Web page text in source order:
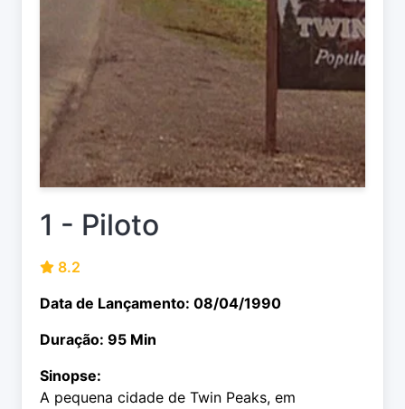
1 - Piloto
8.2
Data de Lançamento: 08/04/1990
Duração: 95 Min
Sinopse:
A pequena cidade de Twin Peaks, em